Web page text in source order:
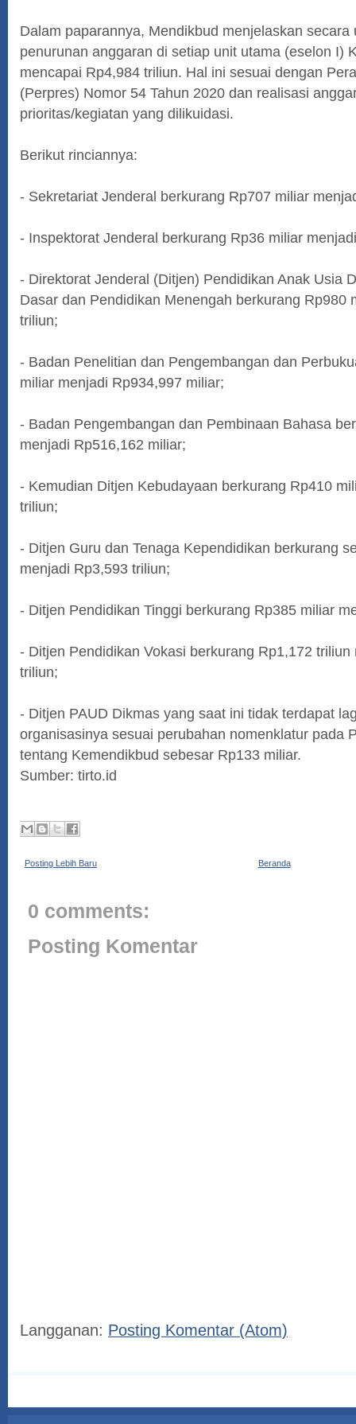
Dalam paparannya, Mendikbud menjelaskan secara
penurunan anggaran di setiap unit utama (eselon I)
mencapai Rp4,984 triliun. Hal ini sesuai dengan
(Perpres) Nomor 54 Tahun 2020 dan realisasi
prioritas/kegiatan yang dilikuidasi.
Berikut rinciannya:
- Sekretariat Jenderal berkurang Rp707 miliar
- Inspektorat Jenderal berkurang Rp36 miliar
- Direktorat Jenderal (Ditjen) Pendidikan Anak Usia
Dasar dan Pendidikan Menengah berkurang Rp980
triliun;
- Badan Penelitian dan Pengembangan dan
miliar menjadi Rp934,997 miliar;
- Badan Pengembangan dan Pembinaan Bahasa
menjadi Rp516,162 miliar;
- Kemudian Ditjen Kebudayaan berkurang Rp410
triliun;
- Ditjen Guru dan Tenaga Kependidikan berkurang
menjadi Rp3,593 triliun;
- Ditjen Pendidikan Tinggi berkurang Rp385 miliar
- Ditjen Pendidikan Vokasi berkurang Rp1,172 triliun
triliun;
- Ditjen PAUD Dikmas yang saat ini tidak terdapat
organisasinya sesuai perubahan nomenklatur pada
tentang Kemendikbud sebesar Rp133 miliar.
Sumber: tirto.id
Posting Lebih Baru Beranda
0 comments:
Posting Komentar
Langganan: Posting Komentar (Atom)